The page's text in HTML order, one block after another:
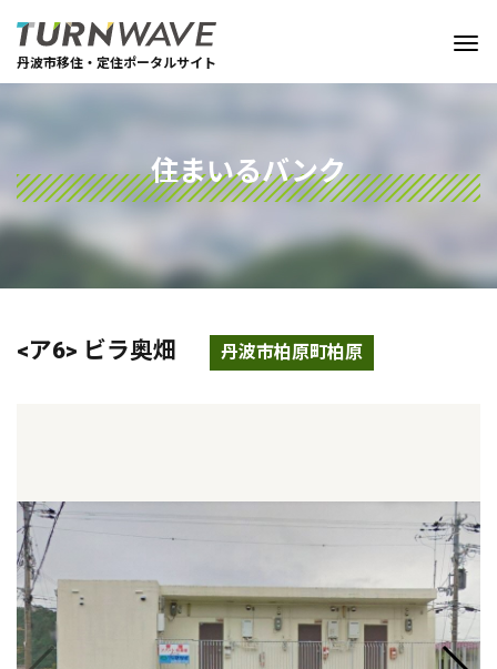
丹波市移住・定住ポータルサイト
住まいるバンク
<ア6> ビラ奥畑 丹波市柏原町柏原